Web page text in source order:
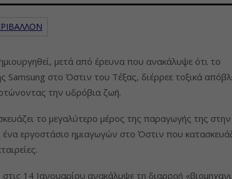
μετά από έρευνα που ανακάλυψε ότι το
Samsung στο Όστιν του Τέξας, διέρρεε τοξικά
την υδρόβια ζωή.
το μεγαλύτερο μέρος της παραγωγής της
ένα εργοστάσιο ημιαγωγών στο Όστιν που
14 Ιανουαρίου ανακάλυψε τη διαρροή